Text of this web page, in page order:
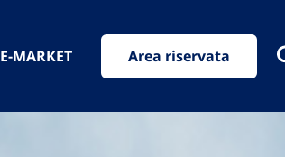
E-MARKET Area riservata